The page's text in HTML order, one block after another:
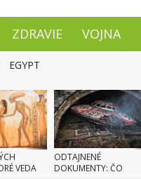
ZDRAVIE VOJNA
EGYPT
VEDA
ODTAJNENÉ
DOKUMENTY: ČO